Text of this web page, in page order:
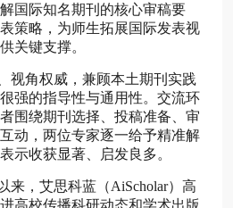
国际知名期刊的核心审稿要
策略，为师生拓展国际发表视
关键支撑。
视角权威，兼顾本土期刊实践
强的指导性与通用性。交流环
围绕期刊选择、投稿准备、审
动，两位专家逐一给予精准解
示收获显著、启发良多。
来，艾思科蓝（AiScholar）高